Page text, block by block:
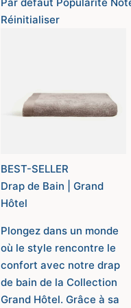
Réinitialiser
BEST-SELLER
Drap de Bain | Grand
Hôtel
Plongez dans un monde
où le style rencontre le
confort avec notre drap
de bain de la Collection
Grand Hôtel. Grâce à sa